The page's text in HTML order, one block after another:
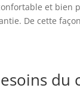
et bien
De cette
du